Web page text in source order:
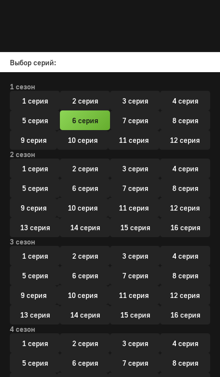
Выбор серий:
1 сезон
1 серия
2 серия 3 серия 4 серия
5 серия 6 серия 7 серия 8 серия
9 серия 10 серия 11 серия
12 серия
2 сезон
1 серия
2 серия 3 серия 4 серия
5 серия 6 серия 7 серия 8 серия
9 серия 10 серия 11 серия 12 серия
13 серия 14 серия 15 серия
16 серия
3 сезон
1 серия
2 серия 3 серия 4 серия
5 серия 6 серия 7 серия 8 серия
9 серия 10 серия 11 серия 12 серия
13 серия 14 серия 15 серия
16 серия
4 сезон
1 серия
2 серия 3 серия 4 серия
5 серия 6 серия 7 серия 8 серия